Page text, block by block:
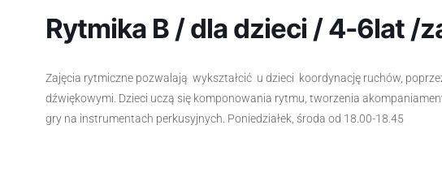
Rytmika B / dla dzieci / 4-6lat /
Zajęcia rytmiczne pozwalają wykształcić u dzieci koordynację ruchów,
dźwiękowymi. Dzieci uczą się komponowania rytmu, tworzenia
gry na instrumentach perkusyjnych. Poniedziałek, środa od 18.00-18.45